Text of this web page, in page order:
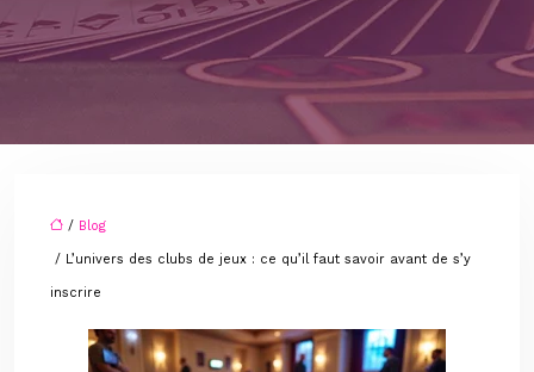
/ Blog
/ L’univers des clubs de jeux : ce qu’il faut savoir avant de s’y
inscrire